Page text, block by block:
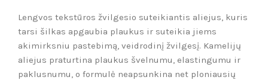
Lengvos tekstūros žvilgesio suteikiantis aliejus, kuris
tarsi šilkas apgaubia plaukus ir suteikia jiems
akimirksniu pastebimą, veidrodinį žvilgesį. Kamelijų
aliejus praturtina plaukus švelnumu, elastingumu ir
paklusnumu, o formulė neapsunkina net ploniausių